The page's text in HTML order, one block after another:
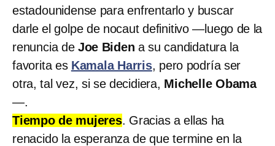
estadounidense para enfrentarlo y buscar
darle el golpe de nocaut definitivo —luego de la
renuncia de Joe Biden a su candidatura la
favorita es Kamala Harris, pero podría ser
otra, tal vez, si se decidiera, Michelle Obama
—.
Tiempo de mujeres. Gracias a ellas ha
renacido la esperanza de que termine en la